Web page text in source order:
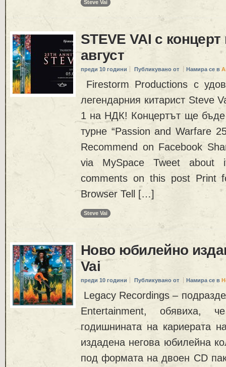
Steve Vai
STEVE VAI с
август
преди 10 години Публикувано от Намира се в
Firestorm Productions с
легендарния китарист Steve
1 на НДК! Концертът ще бъде
турне “Passion and Warfare
Recommend on Facebook
via MySpace Tweet about
comments on this post Print
Browser Tell […]
Steve Vai
Ново юбилейно
Vai
преди 10 години Публикувано от Намира се в
Legacy Recordings –
Entertainment, обявиха,
годишнината на кариерата
издадена негова юбилейна
под формата на двоен CD